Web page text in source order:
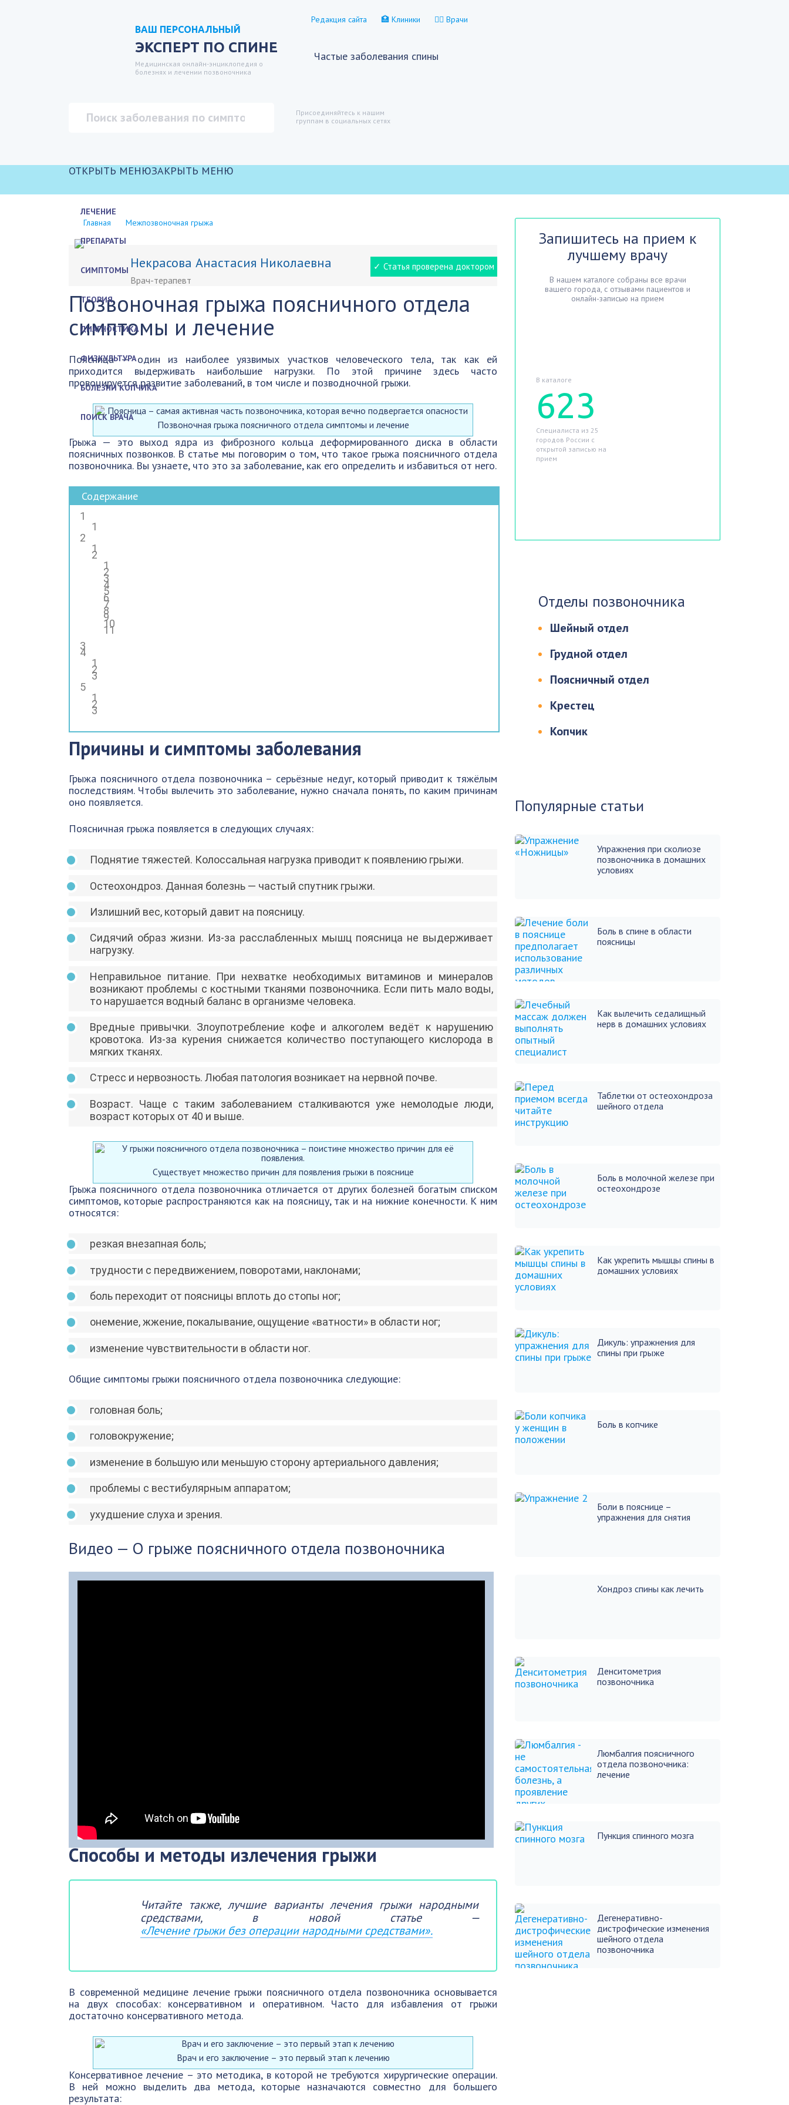
ВАШ ПЕРСОНАЛЬНЫЙ
ЭКСПЕРТ ПО СПИНЕ
Медицинская онлайн-энциклопедия о
болезнях и лечении позвоночника
Редакция сайта 🏥 Клиники 👨‍⚕️ Врачи
Частые заболевания спины
Присоединяйтесь к нашим
группам в социальных сетях
ОТКРЫТЬ МЕНЮЗАКРЫТЬ МЕНЮ
ЛЕЧЕНИЕ
ПРЕПАРАТЫ
СИМПТОМЫ
ТЕОРИЯ
ДИАГНОСТИКА
ФИЗКУЛЬТУРА
БОЛЕЗНИ КОПЧИКА
ПОИСК ВРАЧА
Главная Межпозвоночная грыжа
Некрасова Анастасия Николаевна
Врач-терапевт
✓ Статья проверена доктором
Позвоночная грыжа поясничного отдела
симптомы и лечение
Поясница — один из наиболее уязвимых участков человеческого тела, так как ей
приходится выдерживать наибольшие нагрузки. По этой причине здесь часто
провоцируется развитие заболеваний, в том числе и позводночной грыжи.
Позвоночная грыжа поясничного отдела симптомы и лечение
Грыжа — это выход ядра из фиброзного кольца деформированного диска в области
поясничных позвонков. В статье мы поговорим о том, что такое грыжа поясничного отдела
позвоночника. Вы узнаете, что это за заболевание, как его определить и избавиться от него.
Содержание
Причины и симптомы заболевания
Грыжа поясничного отдела позвоночника – серьёзные недуг, который приводит к тяжёлым
последствиям. Чтобы вылечить это заболевание, нужно сначала понять, по каким причинам
оно появляется.
Поясничная грыжа появляется в следующих случаях:
Поднятие тяжестей. Колоссальная нагрузка приводит к появлению грыжи.
Остеохондроз. Данная болезнь — частый спутник грыжи.
Излишний вес, который давит на поясницу.
Сидячий образ жизни. Из-за расслабленных мышц поясница не выдерживает
нагрузку.
Неправильное питание. При нехватке необходимых витаминов и минералов
возникают проблемы с костными тканями позвоночника. Если пить мало воды,
то нарушается водный баланс в организме человека.
Вредные привычки. Злоупотребление кофе и алкоголем ведёт к нарушению
кровотока. Из-за курения снижается количество поступающего кислорода в
мягких тканях.
Стресс и нервозность. Любая патология возникает на нервной почве.
Возраст. Чаще с таким заболеванием сталкиваются уже немолодые люди,
возраст которых от 40 и выше.
Существует множество причин для появления грыжи в пояснице
Грыжа поясничного отдела позвоночника отличается от других болезней богатым списком
симптомов, которые распространяются как на поясницу, так и на нижние конечности. К ним
относятся:
резкая внезапная боль;
трудности с передвижением, поворотами, наклонами;
боль переходит от поясницы вплоть до стопы ног;
онемение, жжение, покалывание, ощущение «ватности» в области ног;
изменение чувствительности в области ног.
Общие симптомы грыжи поясничного отдела позвоночника следующие:
головная боль;
головокружение;
изменение в большую или меньшую сторону артериального давления;
проблемы с вестибулярным аппаратом;
ухудшение слуха и зрения.
Видео — О грыже поясничного отдела позвоночника
Способы и методы излечения грыжи
Читайте также, лучшие варианты лечения грыжи народными
средствами, в новой статье —
«Лечение грыжи без операции народными средствами».
В современной медицине лечение грыжи поясничного отдела позвоночника основывается
на двух способах: консервативном и оперативном. Часто для избавления от грыжи
достаточно консервативного метода.
Врач и его заключение – это первый этап к лечению
Консервативное лечение – это методика, в которой не требуются хирургические операции.
В ней можно выделить два метода, которые назначаются совместно для большего
результата:
Запишитесь на прием к
лучшему врачу
В нашем каталоге собраны все врачи
вашего города, с отзывами пациентов и
онлайн-записью на прием
В каталоге
623
Специалиста из 25
городов России с
открытой записью на
прием
Отделы позвоночника
Шейный отдел
Грудной отдел
Поясничный отдел
Крестец
Копчик
Популярные статьи
Упражнения при сколиозе
позвоночника в домашних
условиях
Боль в спине в области
поясницы
Как вылечить седалищный
нерв в домашних условиях
Таблетки от остеохондроза
шейного отдела
Боль в молочной железе при
остеохондрозе
Как укрепить мышцы спины в
домашних условиях
Дикуль: упражнения для
спины при грыже
Боль в копчике
Боли в пояснице –
упражнения для снятия
Хондроз спины как лечить
Денситометрия
позвоночника
Люмбалгия поясничного
отдела позвоночника:
лечение
Пункция спинного мозга
Дегенеративно-
дистрофические изменения
шейного отдела
позвоночника